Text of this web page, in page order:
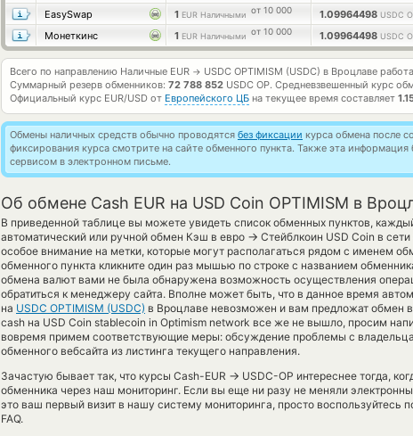
EasySwap
1 EUR Наличными от 10 000 1.09964498 USDC
Монеткинс
1 EUR Наличными от 10 000 1.09964498 USDC
Всего по направлению Наличные EUR → USDC OPTIMISM (USDC) в Вроцлаве
Суммарный резерв обменников: 72 788 852 USDC OP. Средневзвешенный курс
Официальный курс EUR/USD от Европейского ЦБ на текущее время составляет
Обмены наличных средств обычно проводятся без фиксации курса обмена после
фиксирования курса смотрите на сайте обменного пункта. Также эта
сервисом в электронном письме.
Об обмене Cash EUR на USD Coin OPTIMISM в
В приведенной таблице вы можете увидеть список обменных пунктов,
автоматический или ручной обмен Кэш в евро → Стейблкоин USD Coin в
особое внимание на метки, которые могут располагаться рядом с именем
обменного пункта кликните один раз мышью по строке с названием
обмена валют вами не была обнаружена возможность осуществления
обратиться к менеджеру сайта. Вполне может быть, что в данное время
на USDC OPTIMISM (USDC) в Вроцлаве невозможен и вам предложат обмен
cash на USD Coin stablecoin in Optimism network все же не вышло, просим
вовремя примем соответствующие меры: обсуждение проблемы с
обменного вебсайта из листинга текущего направления.
Зачастую бывает так, что курсы Cash-EUR → USDC-OP интереснее тогда,
обменника через наш мониторинг. Если вы еще ни разу не меняли
это ваш первый визит в нашу систему мониторинга, просто воспользуйтесь
FAQ.